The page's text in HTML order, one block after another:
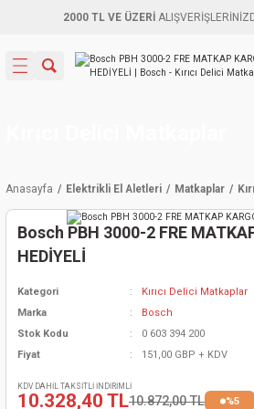
2000 TL VE ÜZERİGeri Dön
Mak.
Geri Dön
Vidalamalar
Geri Dön
Geri Dön
Geri Dön
Geri Dön
Geri Dön
Anasayfa Elektrikli El Aletleri Matkaplar
Bosch PBH 3000-2 FRE
HEDİYELİ
Kategori
Kırıcı Delici Matkaplar
Marka
Bosch
Stok Kodu
0 603 394 200
Fiyat
151,00 GBP + KDV
KDV DAHİL TAKSİTLİ İNDİRİMLİ
10.328,40 TL10.872,00 TL %5